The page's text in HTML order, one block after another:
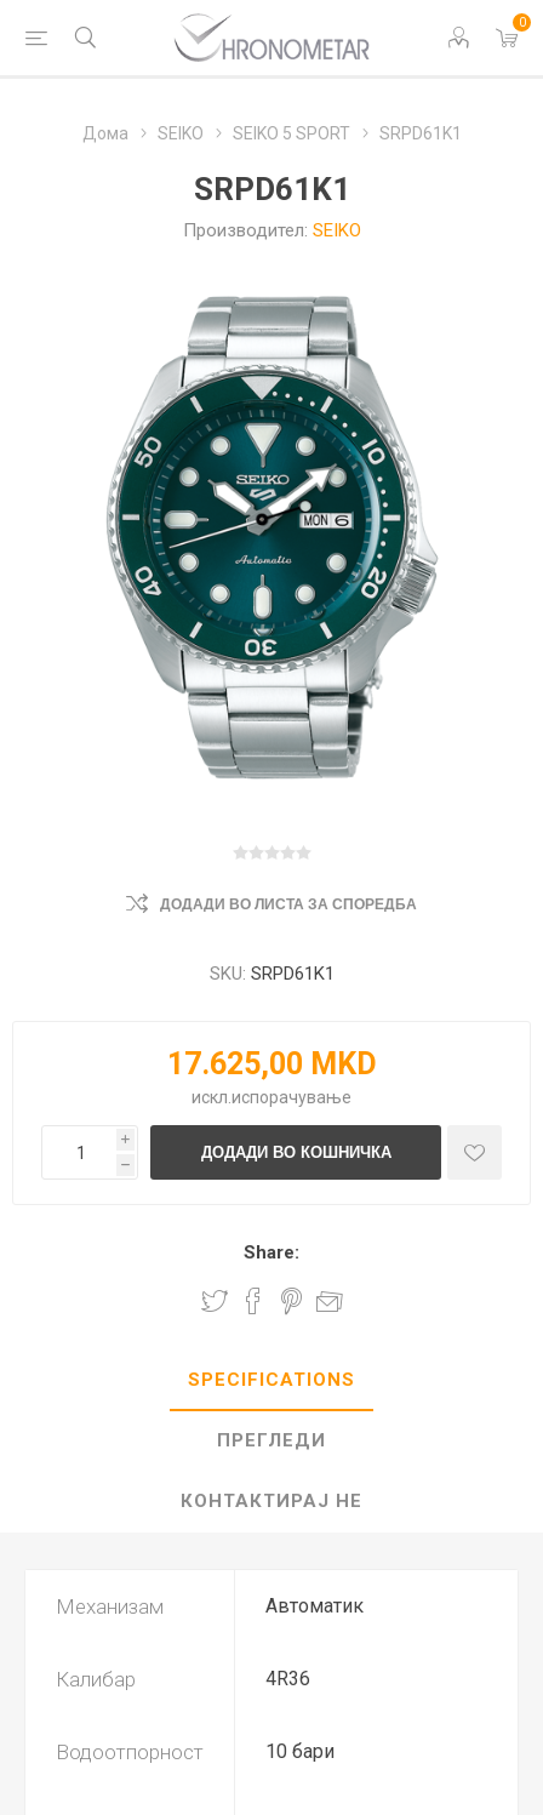
0
Дома SEIKO SEIKO 5 SPORT SRPD61K1
SRPD61K1
Производител: SEIKO
ДОДАДИ ВО ЛИСТА ЗА СПОРЕДБА
SKU: SRPD61K1
17.625,00 MKD
искл. испорачување
i
h
Share:
SPECIFICATIONS
ПРЕГЛЕДИ
КОНТАКТИРАЈ НЕ
Механизам Автоматик
Калибар 4R36
Водоотпорност 10 бари